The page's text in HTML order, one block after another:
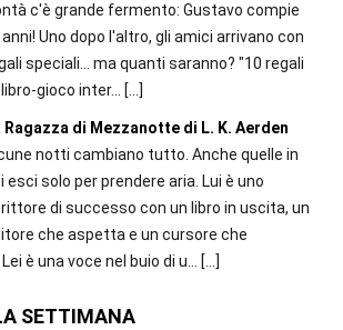
c'è grande fermento: Gustavo compie
anni! Uno dopo l'altro, gli amici arrivano con
speciali... ma quanti saranno? "10 regali
gioco inter... […]
Ragazza di Mezzanotte di L. K. Aerden
notti cambiano tutto. Anche quelle in
esci solo per prendere aria. Lui è uno
di successo con un libro in uscita, un
che aspetta e un cursore che
è una voce nel buio di u... […]
SETTIMANA